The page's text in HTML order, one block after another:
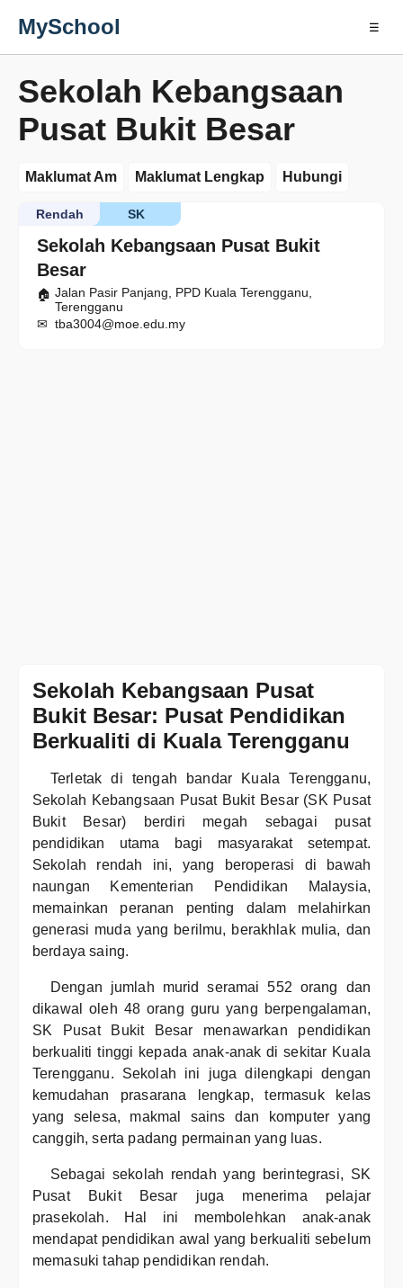
MySchool ☰
Sekolah Kebangsaan
Pusat Bukit Besar
Maklumat Am Maklumat Lengkap Hubungi
Sekolah Kebangsaan Pusat Bukit
Besar
SK
Rendah
Jalan Pasir Panjang, PPD Kuala Terengganu,
Terengganu
tba3004@moe.edu.my
Sekolah Kebangsaan Pusat
Bukit Besar: Pusat Pendidikan
Berkualiti di Kuala Terengganu
Terletak di tengah bandar Kuala Terengganu,
Sekolah Kebangsaan Pusat Bukit Besar (SK Pusat
Bukit Besar) berdiri megah sebagai pusat
pendidikan utama bagi masyarakat setempat.
Sekolah rendah ini, yang beroperasi di bawah
naungan Kementerian Pendidikan Malaysia,
memainkan peranan penting dalam melahirkan
generasi muda yang berilmu, berakhlak mulia, dan
berdaya saing.
Dengan jumlah murid seramai 552 orang dan
dikawal oleh 48 orang guru yang berpengalaman,
SK Pusat Bukit Besar menawarkan pendidikan
berkualiti tinggi kepada anak-anak di sekitar Kuala
Terengganu. Sekolah ini juga dilengkapi dengan
kemudahan prasarana lengkap, termasuk kelas
yang selesa, makmal sains dan komputer yang
canggih, serta padang permainan yang luas.
Sebagai sekolah rendah yang berintegrasi, SK
Pusat Bukit Besar juga menerima pelajar
prasekolah. Hal ini membolehkan anak-anak
mendapat pendidikan awal yang berkualiti sebelum
memasuki tahap pendidikan rendah.